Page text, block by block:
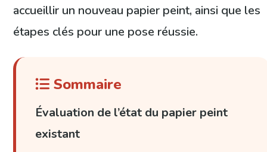
accueillir un nouveau papier peint, ainsi que les
étapes clés pour une pose réussie.
Sommaire
Évaluation de l’état du papier peint
existant